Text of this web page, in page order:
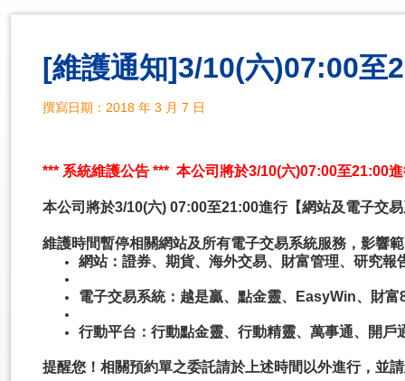
[維護通知]3/10(六)07:00至
撰寫日期：2018 年 3 月 7 日
*** 系統維護公告 *** 本公司將於3/10(六)07:00至21:00
本公司將於3/10(六) 07:00至21:00進行【網站及電子交
維護時間暫停相關網站及所有電子交易系統服務，影響
網站：證券、期貨、海外交易、財富管理、研究
電子交易系統：越是贏、點金靈、EasyWin、財
行動平台：行動點金靈、行動精靈、萬事通、開戶
提醒您！相關預約單之委託請於上述時間以